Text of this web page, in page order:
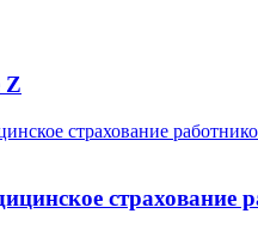
Z
страхование